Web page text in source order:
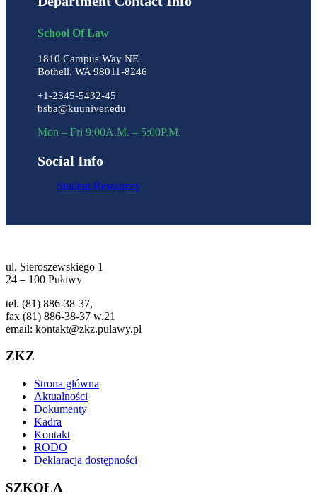
School Of Law
1810 Campus Way NE
Bothell, WA 98011-8246
+1-2345-5432-45
bsba@kuuniver.edu
Mon – Fri 9:00A.M. – 5:00P.M.
Social Info
Student Resources
ul. Sieroszewskiego 1
24 – 100 Puławy
tel. (81) 886-38-37,
fax (81) 886-38-37 w.21
email: kontakt@zkz.pulawy.pl
ZKZ
Strona główna
Aktualności
Dokumenty
Kadra
Kontakt
RODO
Deklaracja dostępności
SZKOŁA